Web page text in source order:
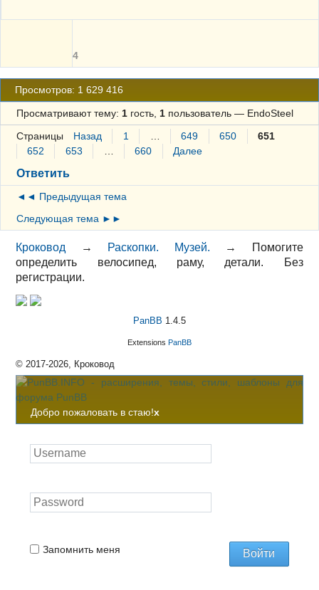
4
Просмотров: 1 629 416
Просматривают тему: 1гость, 1пользователь— EndoSteel
Страницы Назад 1 649 650
651
652
653 660 Далее
Ответить
◄◄ Предыдущая тема
Следующая тема ►►
Кроковод → Раскопки. Музей. →
Помогите
определить велосипед, раму, детали. Без
регистрации.
PanBB 1.4.5
Extensions PanBB
© 2017-2026, Кроковод
Добро пожаловать в стаю!x
Запомнить меня